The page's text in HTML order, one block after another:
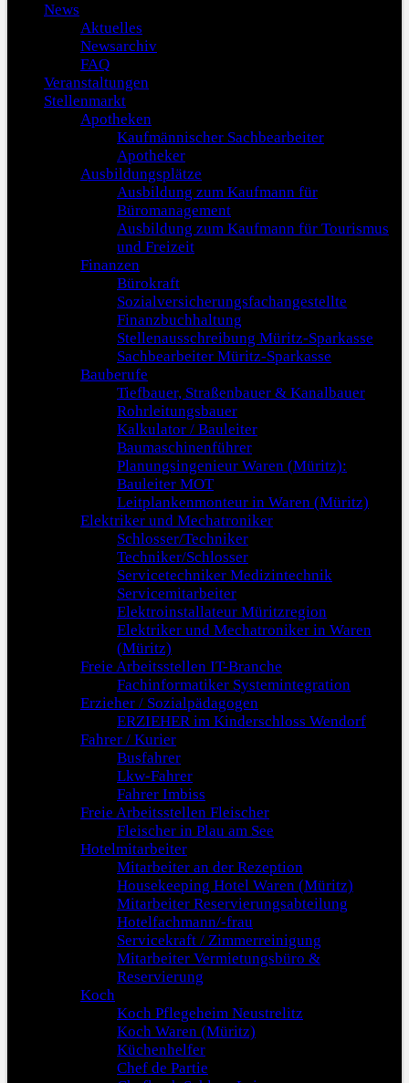
News
Aktuelles
Newsarchiv
FAQ
Veranstaltungen
Stellenmarkt
Apotheken
Kaufmännischer Sachbearbeiter
Apotheker
Ausbildungsplätze
Ausbildung zum Kaufmann für
Büromanagement
Ausbildung zum Kaufmann für Tourismus
und Freizeit
Finanzen
Bürokraft
Sozialversicherungsfachangestellte
Finanzbuchhaltung
Stellenausschreibung Müritz-Sparkasse
Sachbearbeiter Müritz-Sparkasse
Bauberufe
Tiefbauer, Straßenbauer & Kanalbauer
Rohrleitungsbauer
Kalkulator / Bauleiter
Baumaschinenführer
Planungsingenieur Waren (Müritz):
Bauleiter MOT
Leitplankenmonteur in Waren (Müritz)
Elektriker und Mechatroniker
Schlosser/Techniker
Techniker/Schlosser
Servicetechniker Medizintechnik
Servicemitarbeiter
Elektroinstallateur Müritzregion
Elektriker und Mechatroniker in Waren
(Müritz)
Freie Arbeitsstellen IT-Branche
Fachinformatiker Systemintegration
Erzieher / Sozialpädagogen
ERZIEHER im Kinderschloss Wendorf
Fahrer / Kurier
Busfahrer
Lkw-Fahrer
Fahrer Imbiss
Freie Arbeitsstellen Fleischer
Fleischer in Plau am See
Hotelmitarbeiter
Mitarbeiter an der Rezeption
Housekeeping Hotel Waren (Müritz)
Mitarbeiter Reservierungsabteilung
Hotelfachmann/-frau
Servicekraft / Zimmerreinigung
Mitarbeiter Vermietungsbüro &
Reservierung
Koch
Koch Pflegeheim Neustrelitz
Koch Waren (Müritz)
Küchenhelfer
Chef de Partie